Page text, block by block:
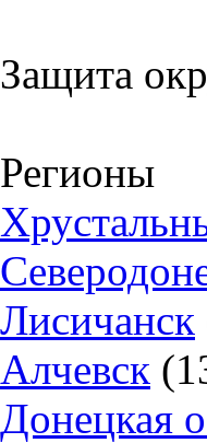
Защита
Регионы
Лисичанск
Алчевск
Донецкая